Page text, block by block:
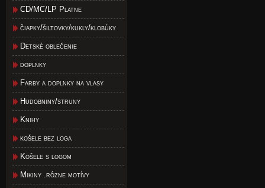
CD/MC/LP Platne
čiapky/šiltovky/kukly/klobúky
Detské oblečenie
doplnky
Farby a doplnky na vlasy
Hudobniny/struny
Knihy
košele bez loga
Košele s logom
Mikiny .rôzne motívy